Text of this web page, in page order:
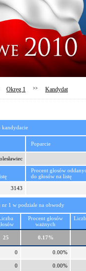
Okręg 1 >> Kandydat
Poparcie
Procent głosów
do głosów na listę
3143
nr 1 w podziale na obwody
Procent głosów
ważnych
25 0.17%
0 0.00%
0 0.00%